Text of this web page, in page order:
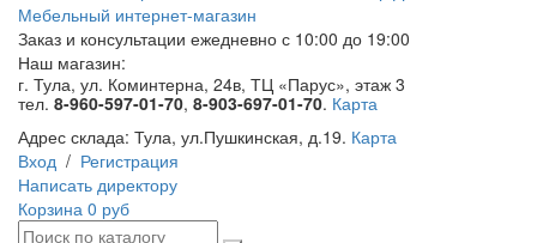
Мебельный интернет-магазин
Заказ и консультации ежедневно с 10:00 до 19:00
Наш магазин:
г. Тула, ул. Коминтерна, 24в, ТЦ «Парус», этаж 3
тел. 8-960-597-01-70, 8-903-697-01-70. Карта
Адрес склада: Тула, ул.Пушкинская, д.19. Карта
Вход / Регистрация
Написать директору
Корзина 0 руб